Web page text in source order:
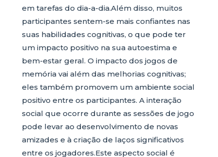
em tarefas do dia-a-dia.Além disso, muitos
participantes sentem-se mais confiantes nas
suas habilidades cognitivas, o que pode ter
um impacto positivo na sua autoestima e
bem-estar geral. O impacto dos jogos de
memória vai além das melhorias cognitivas;
eles também promovem um ambiente social
positivo entre os participantes. A interação
social que ocorre durante as sessões de jogo
pode levar ao desenvolvimento de novas
amizades e à criação de laços significativos
entre os jogadores.Este aspecto social é